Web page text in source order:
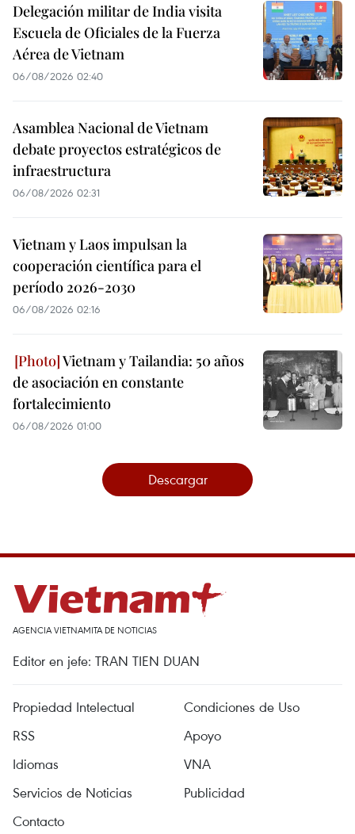
Delegación militar de India visita
Escuela de Oficiales de la Fuerza
Aérea de Vietnam
06/08/2026 02:40
Asamblea Nacional de Vietnam
debate proyectos estratégicos de
infraestructura
06/08/2026 02:31
Vietnam y Laos impulsan la
cooperación científica para el
período 2026-2030
06/08/2026 02:16
Vietnam y Tailandia: 50 años
de asociación en constante
fortalecimiento
06/08/2026 01:00
Descargar
AGENCIA VIETNAMITA DE NOTICIAS
Editor en jefe: TRAN TIEN DUAN
Propiedad Intelectual
Condiciones de Uso
RSS
Apoyo
Idiomas
VNA
Servicios de Noticias
Publicidad
Contacto